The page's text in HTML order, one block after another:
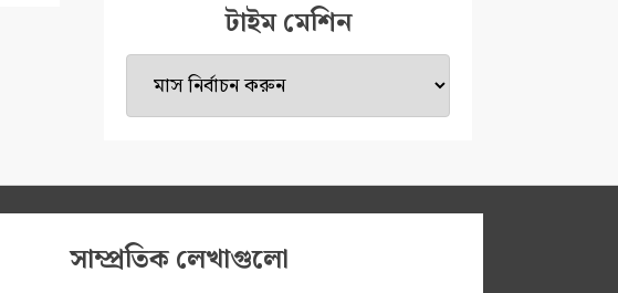
টাইম মেশিন
টাইম
মেশিন
সাম্প্রতিক লেখাগুলো